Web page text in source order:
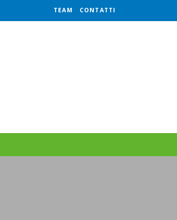
TEAM CONTATTI